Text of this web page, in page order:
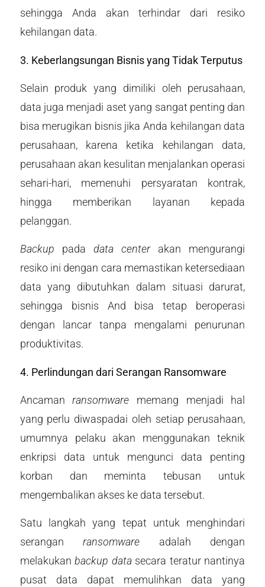
sehingga Anda akan terhindar dari resiko
kehilangan data.
3. Keberlangsungan Bisnis yang Tidak Terputus
Selain produk yang dimiliki oleh perusahaan,
data juga menjadi aset yang sangat penting dan
bisa merugikan bisnis jika Anda kehilangan data
perusahaan, karena ketika kehilangan data,
perusahaan akan kesulitan menjalankan operasi
sehari-hari, memenuhi persyaratan kontrak,
hingga memberikan layanan kepada
pelanggan.
Backup pada data center akan mengurangi
resiko ini dengan cara memastikan ketersediaan
data yang dibutuhkan dalam situasi darurat,
sehingga bisnis And bisa tetap beroperasi
dengan lancar tanpa mengalami penurunan
produktivitas.
4. Perlindungan dari Serangan Ransomware
Ancamanransomware memang menjadi hal
yang perlu diwaspadai oleh setiap perusahaan,
umumnya pelaku akan menggunakan teknik
enkripsi data untuk mengunci data penting
korban dan meminta tebusan untuk
mengembalikan akses ke data tersebut.
Satu langkah yang tepat untuk menghindari
seranganransomware adalah dengan
melakukanbackup data secara teratur nantinya
pusat data dapat memulihkan data yang